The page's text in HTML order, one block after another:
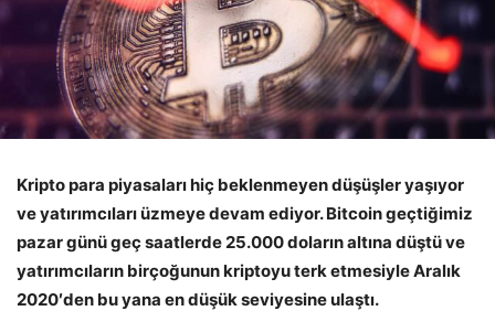
Kripto para piyasaları hiç beklenmeyen düşüşler yaşıyor
ve yatırımcıları üzmeye devam ediyor. Bitcoin geçtiğimiz
pazar günü geç saatlerde 25.000 doların altına düştü ve
yatırımcıların birçoğunun kriptoyu terk etmesiyle Aralık
2020′den bu yana en düşük seviyesine ulaştı.